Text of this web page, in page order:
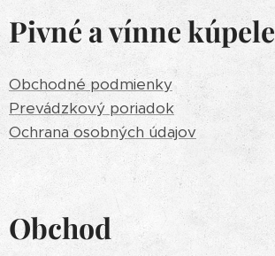
Pivné a vínne kúpele
Obchodné podmienky
Prevádzkový poriadok
Ochrana osobných údajov
Obchod